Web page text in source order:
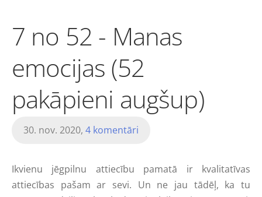
7 no 52 - Manas
emocijas (52
pakāpieni augšup)
30. nov. 2020, 4 komentāri
Ikvienu jēgpilnu attiecību pamatā ir kvalitatīvas
attiecības pašam ar sevi. Un ne jau tādēļ, ka tu